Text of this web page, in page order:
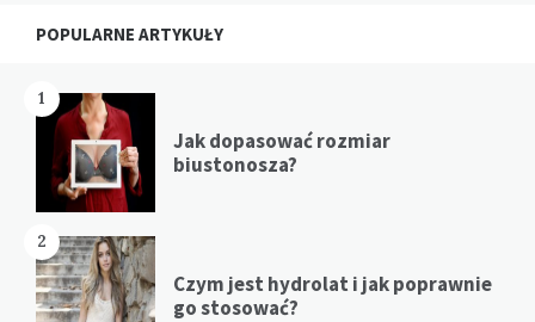
Widgets
POPULARNE ARTYKUŁY
1
Jak dopasować rozmiar
biustonosza?
2
Czym jest hydrolat i jak poprawnie
go stosować?